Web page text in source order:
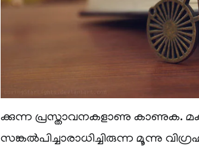
ക്കുന്ന പ്രസ്താവനകളാണു കാണുക.
സങ്കല്‍പിച്ചാരാധിച്ചിരുന്ന മൂന്നു